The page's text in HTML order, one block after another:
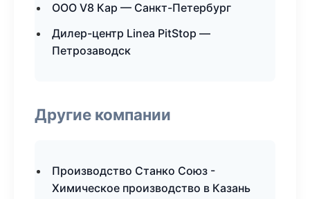
ООО V8 Кар — Санкт-Петербург
Дилер-центр Linea PitStop —
Петрозаводск
Другие компании
Производство Станко Союз -
Химическое производство в Казань